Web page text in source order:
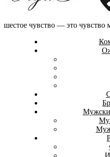
шестое чувство — это чувство